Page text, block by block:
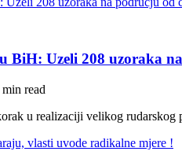
Uzeli 208 uzoraka
read
u realizaciji velikog